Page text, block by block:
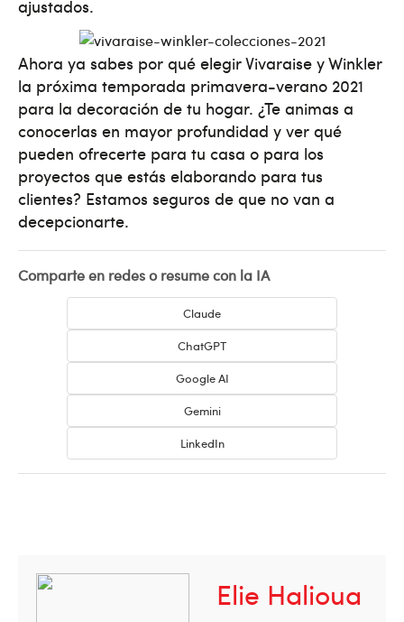
ajustados.
Ahora ya sabes por qué elegir Vivaraise y Winkler
la próxima temporada primavera-verano 2021
para la decoración de tu hogar. ¿Te animas a
conocerlas en mayor profundidad y ver qué
pueden ofrecerte para tu casa o para los
proyectos que estás elaborando para tus
clientes? Estamos seguros de que no van a
decepcionarte.
Comparte en redes o resume con la IA
Claude
ChatGPT
Google AI
Gemini
LinkedIn
Elie Halioua